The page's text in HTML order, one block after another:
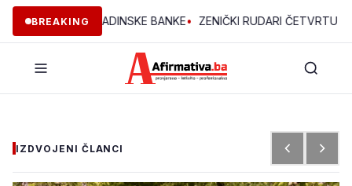
BREAKING
OMLADINSKE BANKE• ZENIČKI RUDARI ČETVRTU NOĆ U
IZDVOJENI ČLANCI